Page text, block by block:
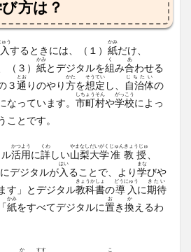
び方は？
ゅう
するときには、（１） 紙
かみ
だけ、
（３） 紙
かみ
とデジタルを組
く
み合
あ
わせる
３通
とお
りのやり方
かた
を想定
そうてい
し、 自治体
じちたい
の
なっています。 市町村
しちょうそん
や学校
がっこう
によっ
ことです。
活用
かつよう
に詳
くわ
しい山梨大学
やまなしだいがく
准教授
じゅんきょうじゅ
にデジタルが入
はい
ることで、より学
まな
びや
す」とデジタル教科書
きょうかしょ
の導入
どうにゅう
に期待
きたい
紙
かみ
をすべてデジタルに置
お
き換
か
えるわ
か すす こ